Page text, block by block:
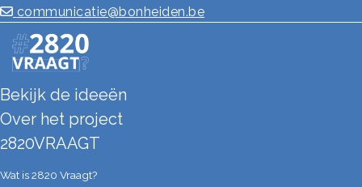
communicatie@bonheiden.be
Bekijk de ideeën
Over het project
2820VRAAGT
Wat is 2820 Vraagt?